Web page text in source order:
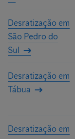
Desratização em
São Pedro do
Sul
Desratização em
Tábua
Desratização em